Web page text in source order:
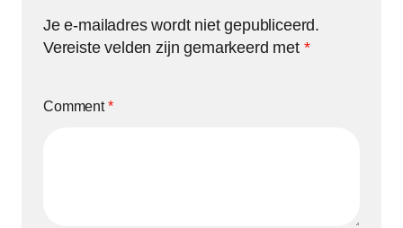
Je e-mailadres wordt niet gepubliceerd.
Vereiste velden zijn gemarkeerd met *
Comment*